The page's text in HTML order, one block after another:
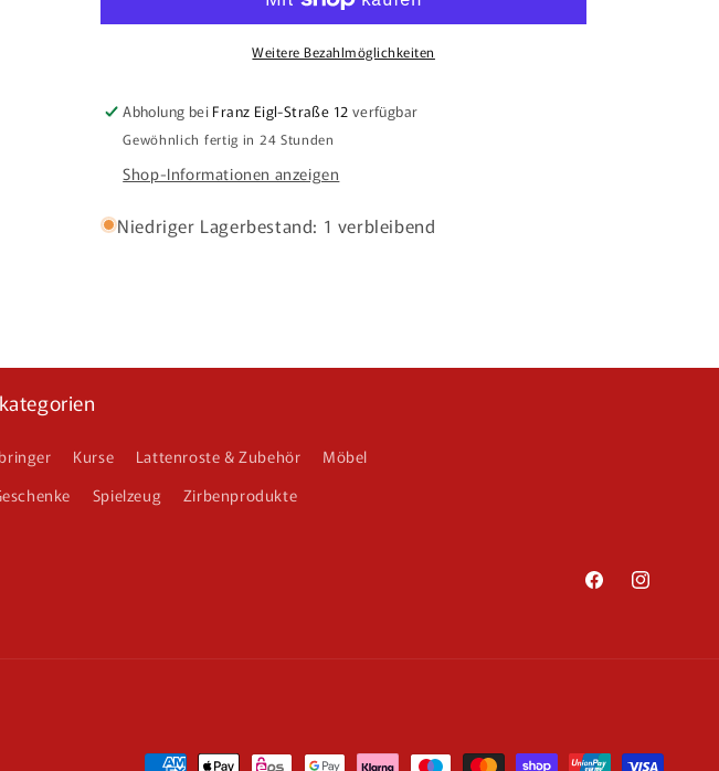
Ihrer
Wunschlaserung
Ihrer
Wunschlaserung
Weitere Bezahlmöglichkeiten
Abholung bei Franz Eigl-Straße 12 verfügbar
Gewöhnlich fertig in 24 Stunden
Shop-Informationen anzeigen
Niedriger Lagerbestand: 1 verbleibend
Kurse Lattenroste & Zubehör
Möbel
Spielzeug Zirbenprodukte
FacebookInstagram